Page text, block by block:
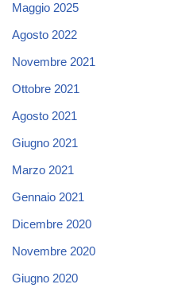
Maggio 2025
Agosto 2022
Novembre 2021
Ottobre 2021
Agosto 2021
Giugno 2021
Marzo 2021
Gennaio 2021
Dicembre 2020
Novembre 2020
Giugno 2020